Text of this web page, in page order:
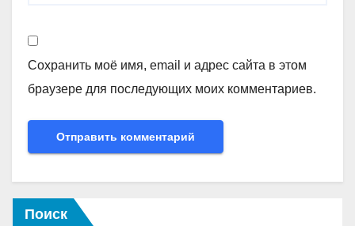
Сохранить моё имя, email и адрес сайта в этом
браузере для последующих моих комментариев.
Поиск